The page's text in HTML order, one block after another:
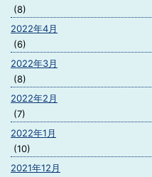
(8)
2022年4月
(6)
2022年3月
(8)
2022年2月
(7)
2022年1月
(10)
2021年12月